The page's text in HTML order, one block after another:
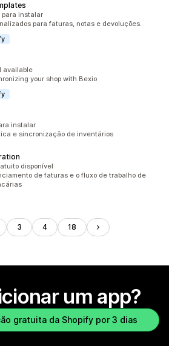
para instalar
para faturas, notas e devoluções.
available
your shop with Bexio
instalar
e sincronização de inventários
disponível
de faturas e o fluxo de trabalho de
3 4 18
um app?
gratuita da Shopify por 3 dias